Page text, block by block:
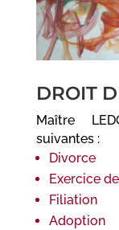
DROIT
Maître
suivantes :
Divorce
Exercice
Filiation
Adoption